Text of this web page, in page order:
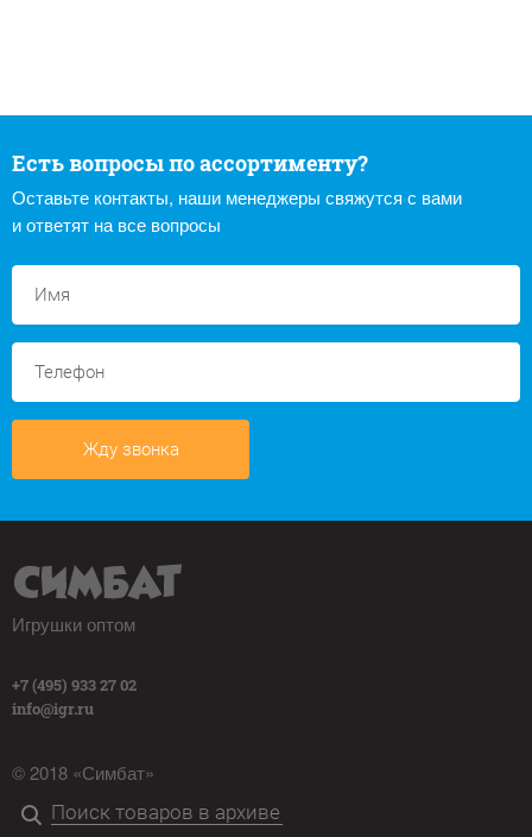
Есть вопросы по ассортименту?
Оставьте контакты, наши менеджеры свяжутся с вами
и ответят на все вопросы
Жду звонка
Игрушки оптом
+7 (495) 933 27 02
info@igr.ru
© 2018 «Симбат»